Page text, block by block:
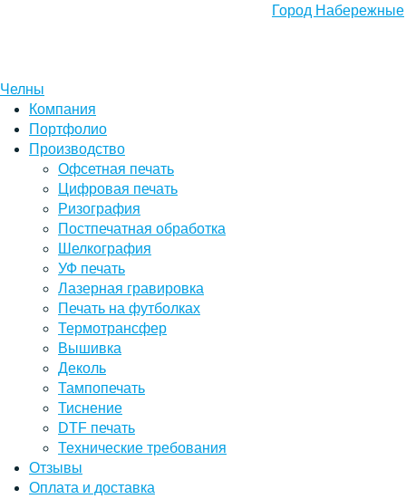
Город Набережные
Челны
Компания
Портфолио
Производство
Офсетная печать
Цифровая печать
Ризография
Постпечатная обработка
Шелкография
УФ печать
Лазерная гравировка
Печать на футболках
Термотрансфер
Вышивка
Деколь
Тампопечать
Тиснение
DTF печать
Технические требования
Отзывы
Оплата и доставка